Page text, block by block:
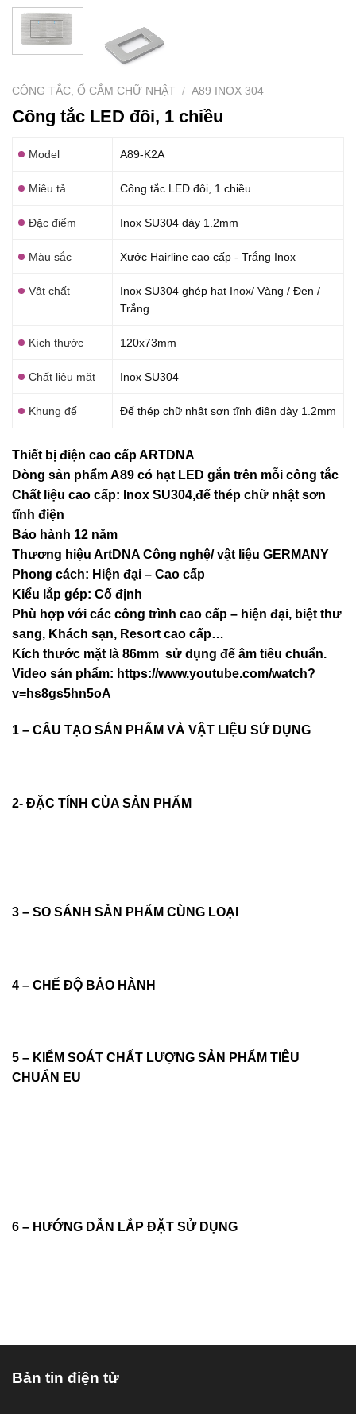
CÔNG TẮC, Ổ CẮM CHỮ NHẬT / A89 INOX 304
Công tắc LED đôi, 1 chiều
Model A89-K2A
Miêu tả Công tắc LED đôi, 1 chiều
Đặc điểm Inox SU304 dày 1.2mm
Màu sắc Xước Hairline cao cấp - Trắng Inox
Vật chất
Inox SU304 ghép hạt Inox/ Vàng / Đen /
Trắng.
Kích thước 120x73mm
Chất liệu mặt Inox SU304
Khung đế Đế thép chữ nhật sơn tĩnh điện dày 1.2mm
Thiết bị điện cao cấp ARTDNA
Dòng sản phẩm A89 có hạt LED gắn trên mỗi công tắc
Chất liệu cao cấp: Inox SU304,đế thép chữ nhật sơn
tĩnh điện
Bảo hành 12 năm
Thương hiệu ArtDNA Công nghệ/ vật liệu GERMANY
Phong cách: Hiện đại – Cao cấp
Kiểu lắp gép: Cố định
Phù hợp với các công trình cao cấp – hiện đại, biệt thư
sang, Khách sạn, Resort cao cấp…
Kích thước mặt là 86mm sử dụng đế âm tiêu chuẩn.
Video sản phẩm: https://www.youtube.com/watch?
v=hs8gs5hn5oA
1 – CẤU TẠO SẢN PHẨM VÀ VẬT LIỆU SỬ DỤNG
2- ĐẶC TÍNH CỦA SẢN PHẨM
3 – SO SÁNH SẢN PHẨM CÙNG LOẠI
4 – CHẾ ĐỘ BẢO HÀNH
5 – KIỂM SOÁT CHẤT LƯỢNG SẢN PHẨM TIÊU
CHUẨN EU
6 – HƯỚNG DẪN LẮP ĐẶT SỬ DỤNG
Bản tin điện tử